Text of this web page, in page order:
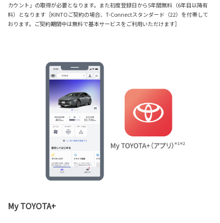
カウント」の取得が必要となります。また初度登録日から5年間無料（6年目以降有
料）となります［KINTOご契約の場合、T-Connectスタンダード（22）を付帯して
おります。ご契約期間中は無料で基本サービスをご利用いただけます］
My TOYOTA+